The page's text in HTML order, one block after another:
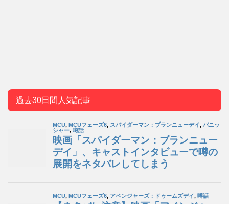
過去30日間人気記事